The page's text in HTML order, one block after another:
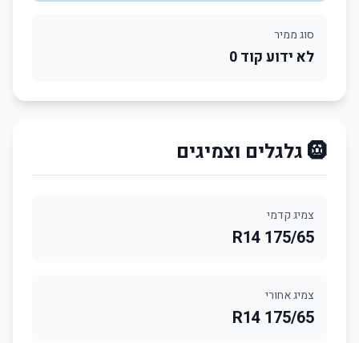
סוג ממיר
לא ידוע קוד 0
🛞 גלגלים וצמיגים
צמיג קדמי
175/65 R14
צמיג אחורי
175/65 R14